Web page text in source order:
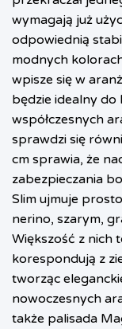
wymagają już
odpowiednią
modnych
wpisze się w
będzie idealny do
współczesnych
sprawdzi się
cm sprawia, że
zabezpieczania
Slim ujmuje
nerino, szarym,
Większość z nich
korespondują z
tworząc
nowoczesnych
także palisada